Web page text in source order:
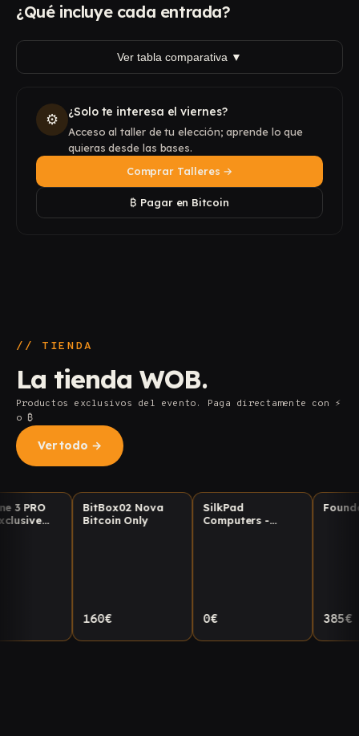
¿Qué incluye cada entrada?
Ver tabla comparativa ▼
⚙ ¿Solo te interesa el viernes?
Acceso al taller de tu elección; aprende lo que
quieras desde las bases.
Comprar Talleres →
₿ Pagar en Bitcoin
// TIENDA
La tienda WOB.
Productos exclusivos del evento. Paga directamente con ⚡️
o ₿
Ver todo →
★ ED. LIMITADA
BitBox02 Nova
Bitcoin Only
★ ED. LIMITADA
SilkPad
Computers -
★ ED.
Foundatrion